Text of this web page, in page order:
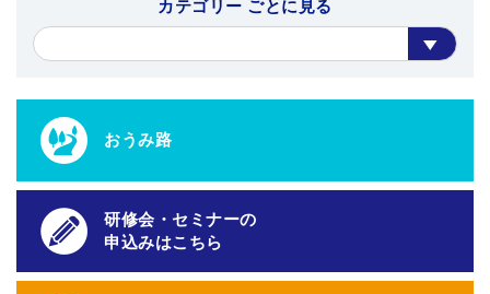
カテゴリー ごとに見る
おうみ路
研修会・セミナーの
申込みはこちら